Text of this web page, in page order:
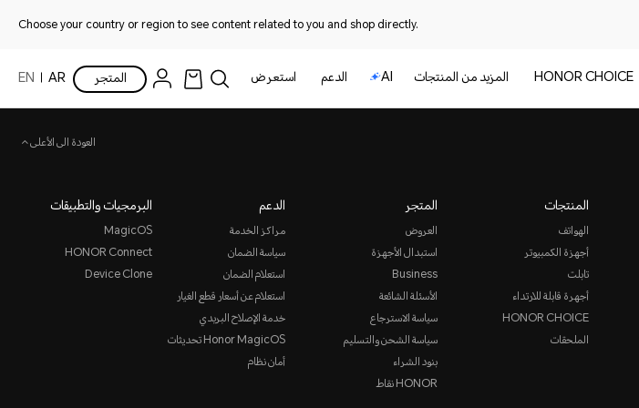
Choose your country or region to see content related to you and shop directly.
HONOR CHOICE المزيد من المنتجات AI الدعم استعرض المتجر AR
EN
العودة الى الأعلى
المنتجات
الهواتف
أجهزة الكمبيوتر
تابلت
أجهرة قابلة للارتداء
HONOR CHOICE
الملحقات
المتجر
العروض
استبدال الأجهزة
Business
الأسئلة الشائعة
سياسة الاسترجاع
سياسة الشحن والتسليم
بنود الشراء
HONOR نقاط
الدعم
مراكز الخدمة
سياسة الضمان
استعلام الضمان
استعلام عن أسعار قطع الغيار
خدمة الإصلاح البريدي
Honor MagicOS تحديثات
أمان نظام
البرمجيات والتطبيقات
MagicOS
HONOR Connect
Device Clone